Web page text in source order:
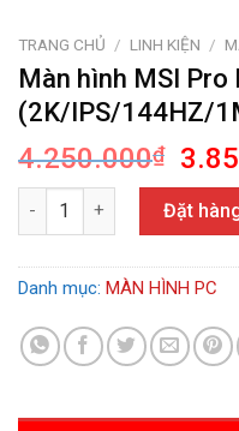
TRANG CHỦ / LINH KIỆN /
Màn hình MSI Pro
(2K/IPS/144HZ/
4.250.000₫
Giá
gốc
là:
Màn hình MSI ProĐặt
Danh mục: MÀN HÌNH PC